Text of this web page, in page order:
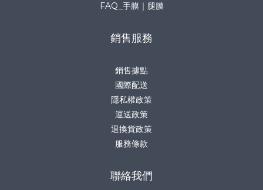
FAQ_手膜｜腿膜
銷售服務
銷售據點
國際配送
隱私權政策
運送政策
退換貨政策
服務條款
聯絡我們